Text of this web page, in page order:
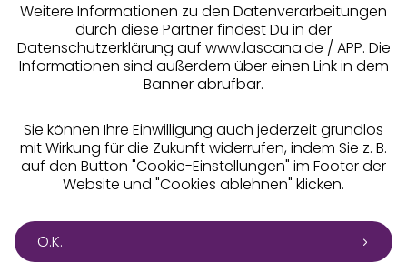
Weitere Informationen zu den Datenverarbeitungen
durch diese Partner findest Du in der
Datenschutzerklärung auf www.lascana.de / APP. Die
Informationen sind außerdem über einen Link in dem
Banner abrufbar.
Sie können Ihre Einwilligung auch jederzeit grundlos
mit Wirkung für die Zukunft widerrufen, indem Sie z. B.
auf den Button "Cookie-Einstellungen" im Footer der
Website und "Cookies ablehnen" klicken.
O.K.